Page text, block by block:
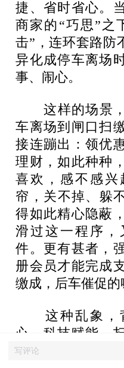
捷、省时省心。
商家的“巧思”之
击”，连环套路防
异化成停车离场
事、闹心。
这样的场景
车离场到闸口扫
接连蹦出：领优
理财，如此种种
喜欢，感不感兴
帘，关不掉、躲
得如此精心隐蔽
滑过这一程序，
件。更有甚者，
册会员才能完成
缴成，后车催促的
这种乱象，
心。科技赋能、
费，图的是简单